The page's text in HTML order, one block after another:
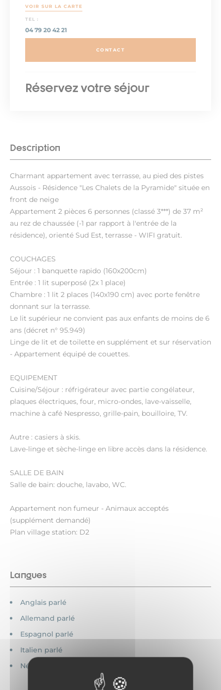
Description
Charmant appartement avec terrasse, au pied des pistes
Aussois - Résidence "Les Chalets de la Pyramide" située en
front de neige
Appartement 2 pièces 6 personnes (classé 3***) de 37 m²
au rez de chaussée (-1 par rapport à l'entrée de la
résidence), orienté Sud Est, terrasse - WIFI gratuit.
COUCHAGES
Séjour : 1 banquette rapido (160x200cm)
Entrée : 1 lit superposé (2x 1 place)
Chambre : 1 lit 2 places (140x190 cm) avec porte fenêtre
donnant sur la terrasse.
Le lit supérieur ne convient pas aux enfants de moins de 6
ans (décret n° 95.949)
Linge de lit et de toilette en supplément et sur réservation
- Appartement équipé de couettes.
EQUIPEMENT
Cuisine/Séjour : réfrigérateur avec partie congélateur,
plaques électriques, four, micro-ondes, lave-vaisselle,
machine à café Nespresso, grille-pain, bouilloire, TV.
Autre : casiers à skis.
Lave-linge et sèche-linge en libre accès dans la résidence.
SALLE DE BAIN
Salle de bain: douche, lavabo, WC.
Appartement non fumeur - Animaux acceptés
(supplément demandé)
Plan village station: D2
Langues
Anglais parlé
Allemand parlé
Espagnol parlé
Italien parlé
Néerlandais parlé
VOIR SUR LA CARTE
TEL :
04 79 20 42 21
CONTACT
Réservez votre séjour